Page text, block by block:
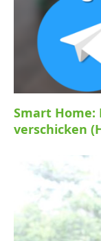
Smart Home:
verschicken